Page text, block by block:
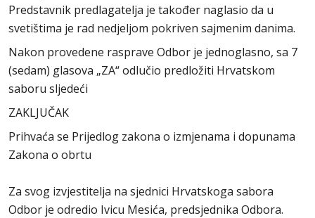
Predstavnik predlagatelja je također naglasio da u
svetištima je rad nedjeljom pokriven sajmenim danima.
Nakon provedene rasprave Odbor je jednoglasno, sa 7
(sedam) glasova „ZA“ odlučio predložiti Hrvatskom
saboru sljedeći
ZAKLJUČAK
Prihvaća se Prijedlog zakona o izmjenama i dopunama
Zakona o obrtu
Za svog izvjestitelja na sjednici Hrvatskoga sabora
Odbor je odredio Ivicu Mesića, predsjednika Odbora.